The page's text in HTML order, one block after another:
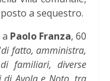
a sequestro.
Paolo Franza, 60
di fatto, amministra,
familiari, diverse